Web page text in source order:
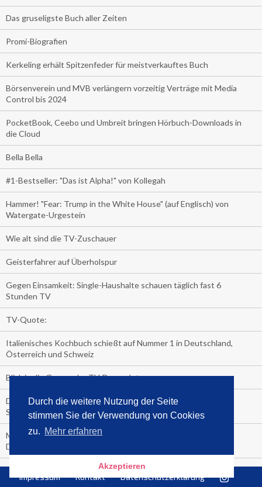
Durch die weitere Nutzung der Seite
stimmen Sie der Verwendung von Cookies
zu. Mehr erfahren
Akzeptieren
Das gruseligste Buch aller Zeiten
Promi-Biografien
Kerkeling erhält Spitzenfeder für meistverkauftes Buch
Börsenverein und MVB verlängern vorzeitig Verträge mit Media
Control bis 2024
PocketBook, Ceebo und Umbreit bringen Hörbuch-Downloads in
die Cloud
Bella Bella
#1-Bestseller: "Das ist Alpha!" von Kollegah
Hammer! "Fear: Trump in the White House" (auf Englisch) von
Watergate-Urgestein
Wie alt sind die TV-Zuschauer
Geisterfahrer auf Überholspur
Gegen Einsamkeit: Single-Haushalte schauen täglich fast 6
Stunden TV
TV-Quote:
Italienisches Kochbuch schießt auf Nummer 1 in Deutschland,
Österreich und Schweiz
Blick in die Garage der TV-Dauerglotzer
Die Deutschen investieren, während die Österreicher und
Schweizer noch nachdenken, wie sie reich werden.
Meistverkaufte Blu-ray im zweiten Quartal – Doppelspitze für
Disney
media control-Bestseller erstes Halbjahr 2018
Impressum Kontakt Datenschutzerklärung